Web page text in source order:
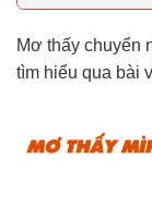
Mơ thấy chuyển
tìm hiểu qua bài